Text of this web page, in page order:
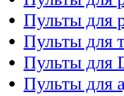
Пульты для
Пульты для
Пульты для
Пульты для